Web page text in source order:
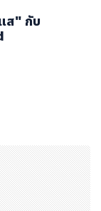
จะมาร่วมเจาะ
ต้องเผชิญในทุก
นโลยีดิจิทัล นับตั้
การผลิต การสนั
ก
ต้องการของอุต
มใหม่สุดล้ำ ตลอ
ำงานร่วมกับลูก
ส" กับ